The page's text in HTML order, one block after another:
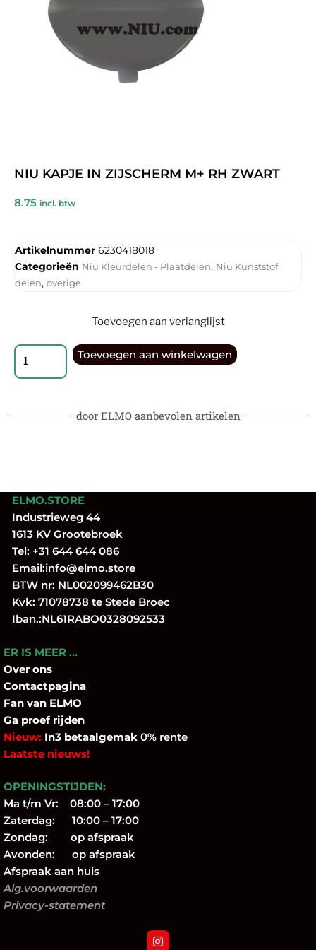
NIU KAPJE IN ZIJSCHERM M+ RH ZWART
8.75 incl. btw
Artikelnummer 6230418018
Categorieën Niu Kleurdelen - Plaatdelen, Niu Kunststof
delen, overige
Toevoegen aan verlanglijst
Toevoegen aan winkelwagen
door ELMO aanbevolen artikelen
ELMO.STORE
Industrieweg 44
1613 KV Grootebroek
Tel: +31 644 644 086
Email:info@elmo.store
BTW nr: NL002099462B30
Kvk: 71078738 te Stede Broec
Iban.:NL61RABO0328092533
ER IS MEER …
Over ons
Contactpagina
Fan van ELMO
Ga proef rijden
Nieuw: In3 betaalgemak 0% rente
Laatste nieuws!
OPENINGSTIJDEN:
Ma t/m Vr: 08:00 – 17:00
Zaterdag: 10:00 – 17:00
Zondag: op afspraak
Avonden: op afspraak
Afspraak aan huis
Alg.voorwaarden
Privacy-statement